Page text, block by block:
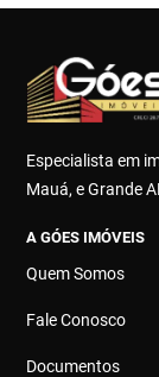
Especialista em
Mauá, e Grande
A GÓES IMÓVEIS
Quem Somos
Fale Conosco
Documentos